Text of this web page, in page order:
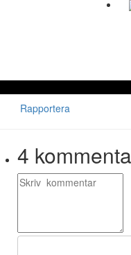
Rapportera
4